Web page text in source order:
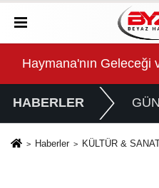
Yatırıldı
Manisa Büyükşehir
HABERLER
Haberler KÜLTÜR &